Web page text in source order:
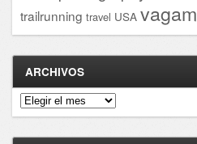
trailrunning travel USA
ARCHIVOS
Archivos